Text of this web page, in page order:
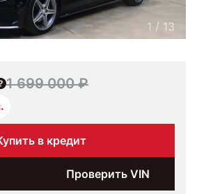
1 / 13
1 699 000 ₽
в кредит
Проверить VIN